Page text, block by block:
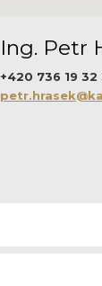
Ing. Petr
+420 736 19 32